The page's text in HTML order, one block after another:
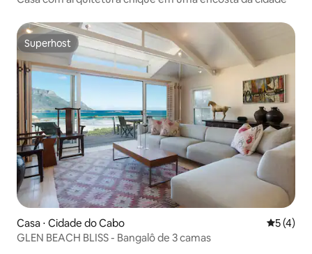
Superhost
Superhost
Casa ⋅ Cidade do Cabo 5 de
5 (4)
GLEN BEACH BLISS - Bangalô de 3 camas